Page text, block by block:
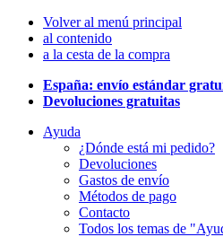
Volver al menú principal
al contenido
a la cesta de la compra
España: envío estándar
Devoluciones gratuitas
Ayuda
¿Dónde está mi pedido?
Devoluciones
Gastos de envío
Métodos de pago
Contacto
Todos los temas de